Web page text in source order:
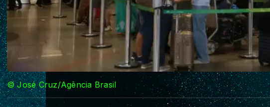
© José Cruz/Agência Brasil